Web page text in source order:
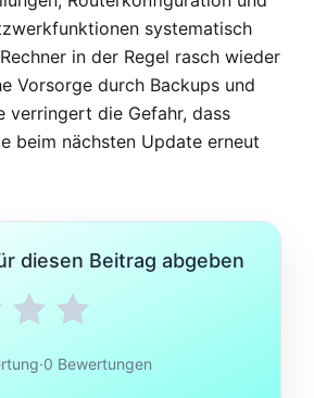
systematisch
in der Regel rasch wieder
Vorsorge durch Backups und
verringert die Gefahr, dass
beim nächsten Update erneut
diesen Beitrag abgeben
·0 Bewertungen